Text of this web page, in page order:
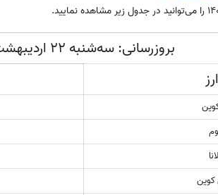
بروزرسانی: سه‌شنبه 22 اردیبهشت
کوین